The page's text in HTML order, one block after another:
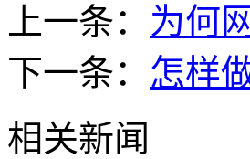
上一条： 为何
下一条： 怎样
相关新闻